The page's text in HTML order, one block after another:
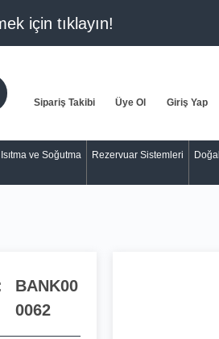
için tıklayın!
Sipariş Takibi Üye Ol Giriş Yap
Isıtma ve Soğutma Rezervuar Sistemleri
BANK00
0062